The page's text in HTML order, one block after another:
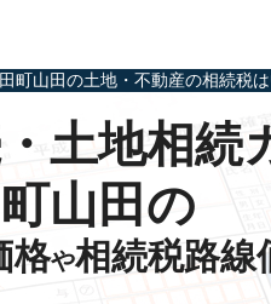
町山田の土地・不動産の相続税
土地相続
山田の
格や相続税路線